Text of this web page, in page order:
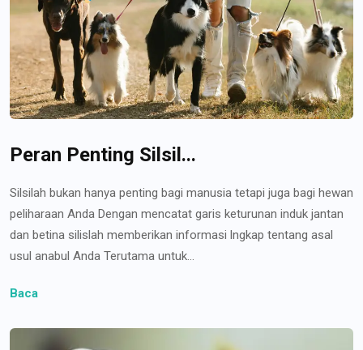
Peran Penting Silsil...
Silsilah bukan hanya penting bagi manusia tetapi juga bagi hewan
peliharaan Anda Dengan mencatat garis keturunan induk jantan
dan betina silislah memberikan informasi lngkap tentang asal
usul anabul Anda Terutama untuk...
Baca